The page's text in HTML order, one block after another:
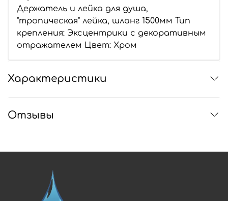
Держатель и лейка для душа,
"тропическая" лейка, шланг 1500мм Тип
крепления: Эксцентрики с декоративным
отражателем Цвет: Хром
Характеристики
Отзывы